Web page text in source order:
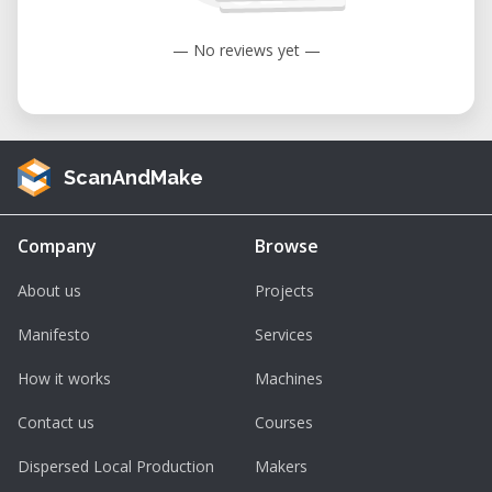
Technisch einwandfrei:Unsere Geräte
sind regelmäßig gewartet und in
Kurzüberblick
HPC480 Heat Transfer Press
Thermopresse
Verfügbarkeit:
Nur zur Nutzung vor Ort
– bitte kontaktieren Sie uns für eine
— No reviews yet —
ScanAndMake
Company
About us
Manifesto
How it works
Contact us
Dispersed Local Production
Browse
Projects
Services
Machines
Courses
Makers